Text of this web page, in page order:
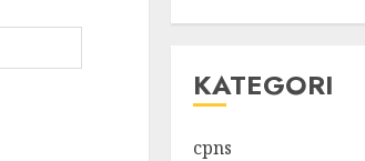
KATEGORI
cpns